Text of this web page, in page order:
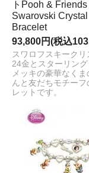
トPooh & Friends
Swarovski
Bracelet
93,800円(税込
スワロフスキークリ
24金とスターリン
メッキの豪華なくま
んと友だちモチーフ
レットです。